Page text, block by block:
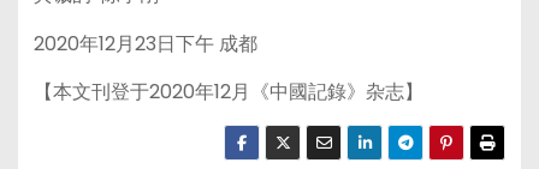
2020年12月23日下午 成都
【本文刊登于2020年12月《中國記錄》杂志】